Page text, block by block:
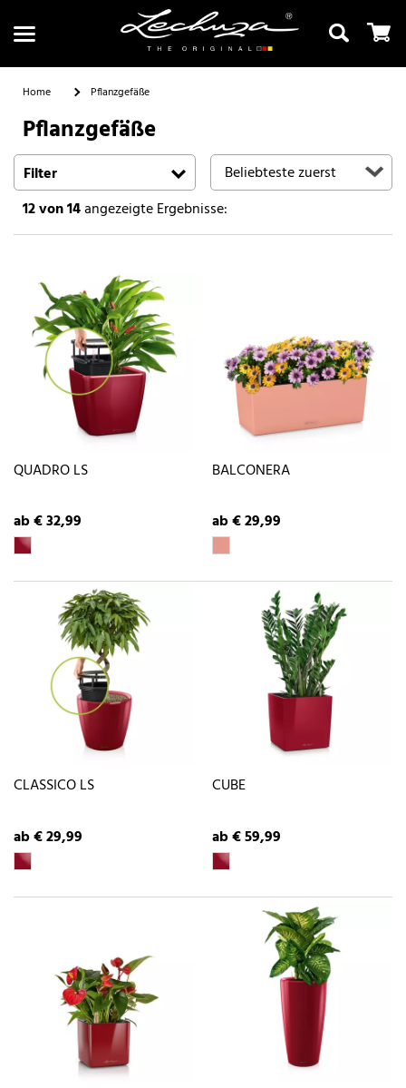
Suchen
Home Pflanzgefäße
Pflanzgefäße
Filter
12von 14angezeigte Ergebnisse:
QUADRO LS
ab € 32,99
BALCONERA
ab € 29,99
CLASSICO LS
ab € 29,99
CUBE
ab € 59,99